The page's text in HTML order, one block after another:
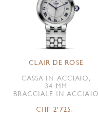
CLAIR DE ROSE
CASSA IN ACCIAIO,
34 MM
BRACCIALE IN ACCIAIO
CHF 2'725.-